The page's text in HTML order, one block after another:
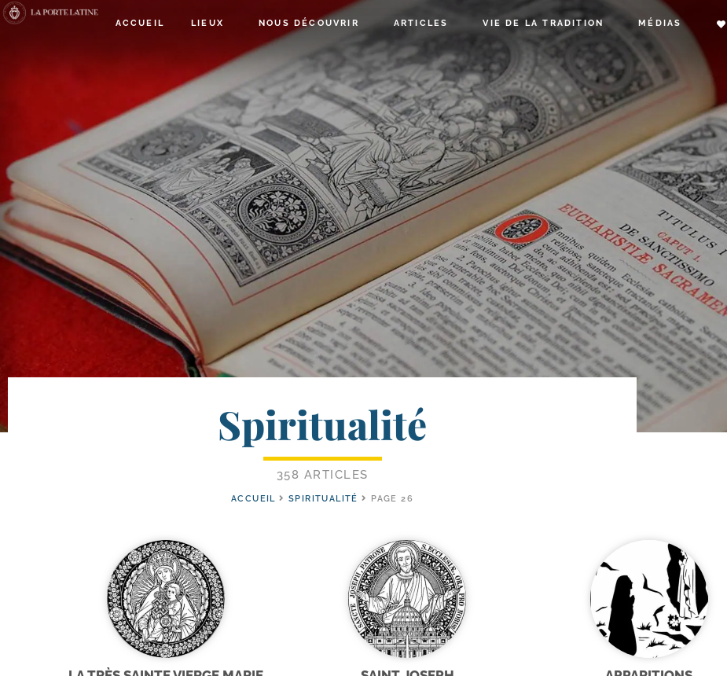
ACCUEIL LIEUX NOUS DÉCOUVRIR ARTICLES VIE DE LA TRADITION MÉDIAS
Spiritualité
358 ARTICLES
ACCUEIL SPIRITUALITÉ PAGE 26